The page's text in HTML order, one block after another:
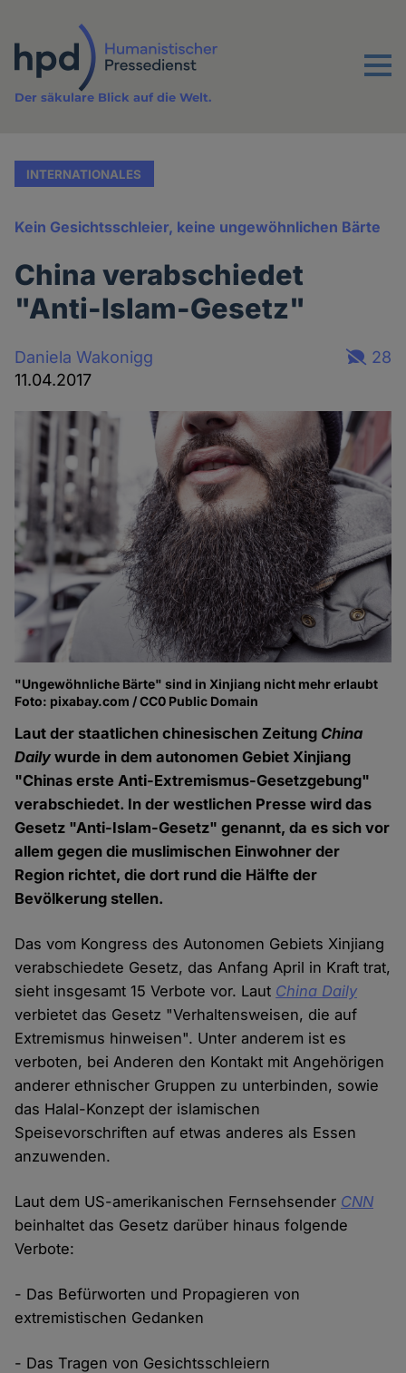
Inhalt
Menu
Der säkulare Blick auf die Welt.
INTERNATIONALES
Kein Gesichtsschleier, keine ungewöhnlichen Bärte
China verabschiedet
"Anti-Islam-Gesetz"
Daniela Wakonigg
11.04.2017
28
"Ungewöhnliche Bärte" sind in Xinjiang nicht mehr erlaubt
Foto: pixabay.com / CC0 Public Domain
Laut der staatlichen chinesischen Zeitung China
Daily wurde in dem autonomen Gebiet Xinjiang
"Chinas erste Anti-Extremismus-Gesetzgebung"
verabschiedet. In der westlichen Presse wird das
Gesetz "Anti-Islam-Gesetz" genannt, da es sich vor
allem gegen die muslimischen Einwohner der
Region richtet, die dort rund die Hälfte der
Bevölkerung stellen.
Das vom Kongress des Autonomen Gebiets Xinjiang
verabschiedete Gesetz, das Anfang April in Kraft trat,
sieht insgesamt 15 Verbote vor. Laut China Daily
verbietet das Gesetz "Verhaltensweisen, die auf
Extremismus hinweisen". Unter anderem ist es
verboten, bei Anderen den Kontakt mit Angehörigen
anderer ethnischer Gruppen zu unterbinden, sowie
das Halal-Konzept der islamischen
Speisevorschriften auf etwas anderes als Essen
anzuwenden.
Laut dem US-amerikanischen Fernsehsender CNN
beinhaltet das Gesetz darüber hinaus folgende
Verbote:
- Das Befürworten und Propagieren von
extremistischen Gedanken
- Das Tragen von Gesichtsschleiern